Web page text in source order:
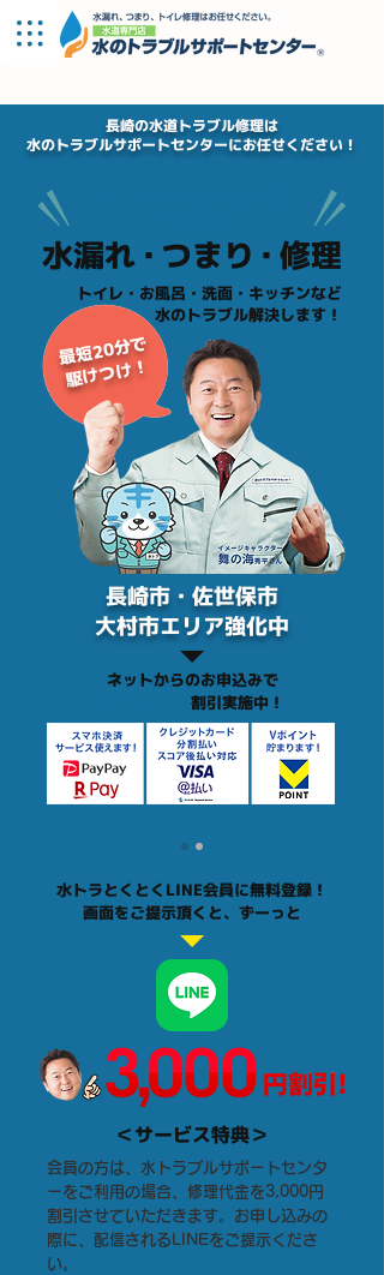
長崎の水道トラブル修理は
水のトラブルサポートセンターにお任せください！
水漏れ・ つまり・ 修理
最短20分で
駆けつけ！
​トイレ・お風呂・洗面・キッチンなど
水のトラブル解決します！
長崎市・佐世保市
大村市エリア強化中
ネットからのお申込みで
割引実施中！
水トラとくとくLINE会員に無料登録！
画面をご提示頂くと、ずーっと
＜サービス特典＞
会員の方は、水トラブルサポートセンタ
ーをご利用の場合、修理代金を3,000円
割引させていただきます。お申し込みの
際に、配信されるLINEをご提示くださ
い。